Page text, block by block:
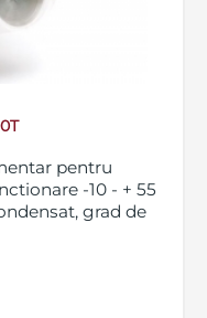
pentru
-10 - + 55
grad de